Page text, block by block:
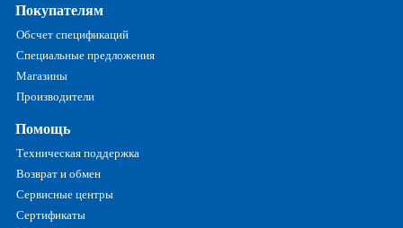
Покупателям
Обсчет спецификаций
Специальные предложения
Магазины
Производители
Помощь
Техническая поддержка
Возврат и обмен
Сервисные центры
Сертификаты